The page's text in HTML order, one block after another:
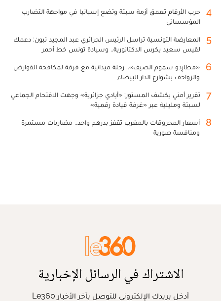
4
حرب الأرقام تعمق أزمة سبتة وتضع إسبانيا في مواجهة التضارب
المؤسساتي
5
المعارضة التونسية تراسل الرئيس الجزائري عبد المجيد تبون: دعمك
لقيس سعيد يكرس الدكتاتورية.. وسيادة تونس خط أحمر
6
«مطارِدو سموم الصيف».. رحلة ميدانية مع فرقة لمكافحة القوارض
والزواحف بشوارع الدار البيضاء
7
تقرير أمني يكشف المستور: «أيادي جزائرية» وجهت الاقتحام الجماعي
لسبتة ومليلية عبر «غرفة قيادة رقمية»
8
أسعار المحروقات بالمغرب تقفز بدرهم واحد.. مضاربات مستمرة
ومنافسة صورية
الاشتراك في الرسائل الإخبارية
أدخل بريدك الإلكتروني للتوصل بآخر الأخبار Le360